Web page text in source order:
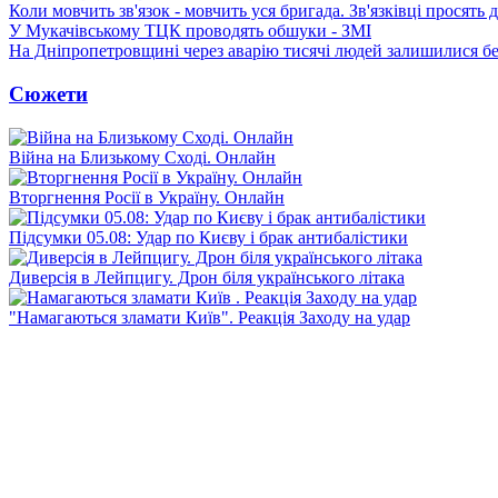
Коли мовчить зв'язок - мовчить уся бригада. Зв'язківці просять
У Мукачівському ТЦК проводять обшуки - ЗМІ
На Дніпропетровщині через аварію тисячі людей залишилися
Сюжети
Війна на Близькому Сході. Онлайн
Вторгнення Росії в Україну. Онлайн
Підсумки 05.08: Удар по Києву і брак антибалістики
Диверсія в Лейпцигу. Дрон біля українського літака
"Намагаються зламати Київ". Реакція Заходу на удар